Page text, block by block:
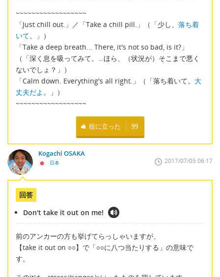
~~~~~~~~~~~~~~~~~~
「Just chill out.」／「Take a chill pill.」（「少し、 落ち着
いて。」）
「Take a deep breath... There, it's not so bad, is it?」
（「深く息を吸ってみて。…ほら、（状況が）そこまで悪く
ないでしょ？」）
「Calm down. Everything's all right.」（「落ち着いて。 大
丈夫だよ 。」）
~~~~~~~~~~~~~~~~~~
役に立った 99
Kogachi OSAKA
日本 2017/07/05 06:17
回答
Don't take it out on me!
前のアンカーの方も挙げてらっしゃいますが、
【take it out on ○○】で「○○に八つ当たりする」の意味で
す。